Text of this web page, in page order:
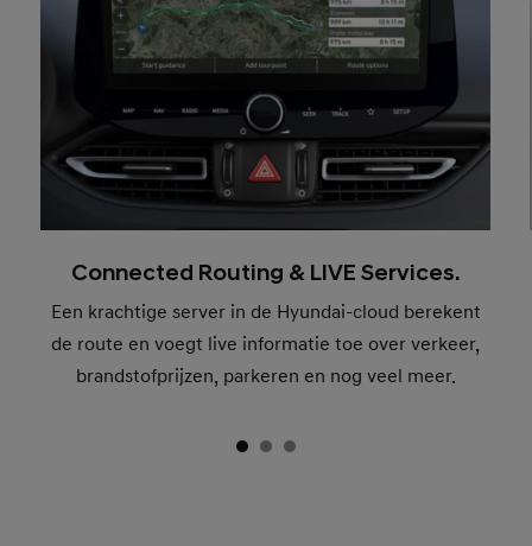
Connected Routing & LIVE Services.
Een krachtige server in de Hyundai-cloud berekent
de route en voegt live informatie toe over verkeer,
brandstofprijzen, parkeren en nog veel meer.